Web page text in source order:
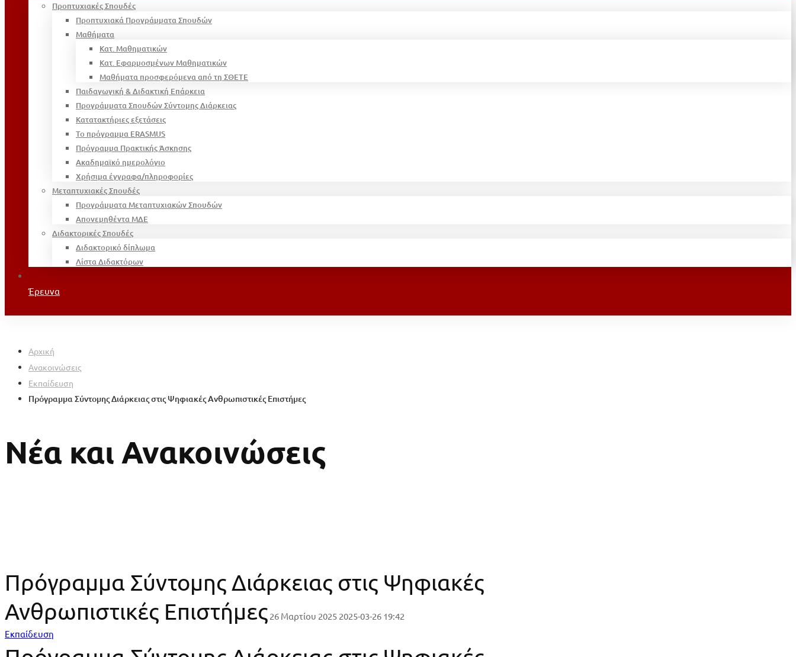
Προπτυχιακές Σπουδές
Προπτυχιακά Προγράμματα Σπουδών
Μαθήματα
Κατ. Μαθηματικών
Κατ. Εφαρμοσμένων Μαθηματικών
Μαθήματα προσφερόμενα από τη ΣΘΕΤΕ
Παιδαγωγική & Διδακτική Επάρκεια
Προγράμματα Σπουδών Σύντομης Διάρκειας
Κατατακτήριες εξετάσεις
Το πρόγραμμα ERASMUS
Πρόγραμμα Πρακτικής Άσκησης
Ακαδημαϊκό ημερολόγιο
Χρήσιμα έγγραφα/πληροφορίες
Μεταπτυχιακές Σπουδές
Προγράμματα Μεταπτυχιακών Σπουδών
Απονεμηθέντα ΜΔΕ
Διδακτορικές Σπουδές
Διδακτορικό δίπλωμα
Λίστα Διδακτόρων
Έρευνα
Αρχική
Ανακοινώσεις
Εκπαίδευση
Πρόγραμμα Σύντομης Διάρκειας στις Ψηφιακές Ανθρωπιστικές Επιστήμες
Νέα και Ανακοινώσεις
Πρόγραμμα Σύντομης Διάρκειας στις Ψηφιακές
Ανθρωπιστικές Επιστήμες 26 Μαρτίου 2025 2025-03-26 19:42
Πρόγραμμα
Εκπαίδευση